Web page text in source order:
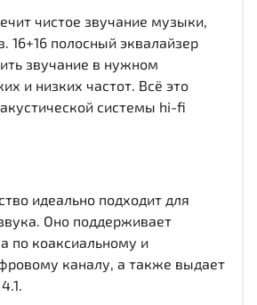
чистое звучание музыки,
16+16 полосный эквалайзер
звучание в нужном
и низких частот. Всё это
системы hi-fi
идеально подходит для
Оно поддерживает
по коаксиальному и
каналу, а также выдает